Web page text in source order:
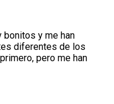
bonitos y me han
diferentes de los
pero me han